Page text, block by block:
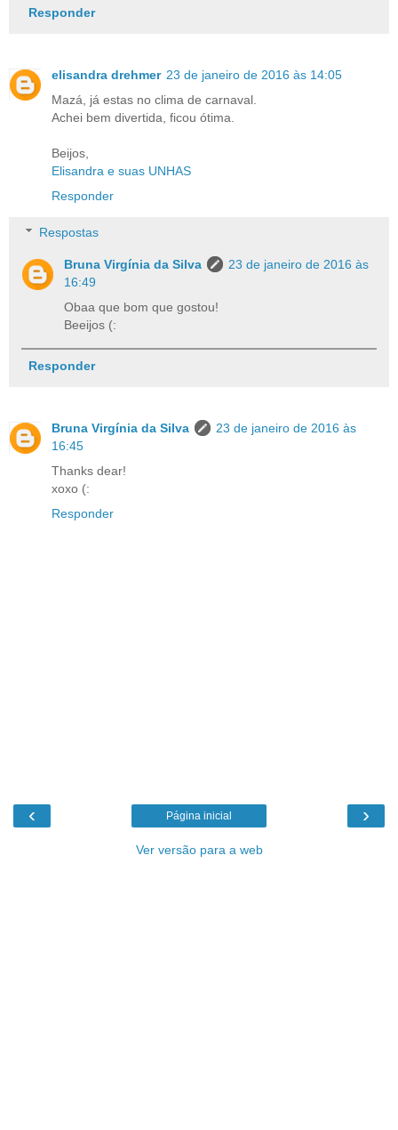
Responder
elisandra drehmer 23 de janeiro de 2016 às 14:05
Mazá, já estas no clima de carnaval.
Achei bem divertida, ficou ótima.
Beijos,
Elisandra e suas UNHAS
Responder
Respostas
Bruna Virgínia da Silva
23 de janeiro de 2016 às
16:49
Obaa que bom que gostou!
Beeijos (:
Responder
Bruna Virgínia da Silva
23 de janeiro de 2016 às
16:45
Thanks dear!
xoxo (:
Responder
‹ ›
Página inicial
Ver versão para a web